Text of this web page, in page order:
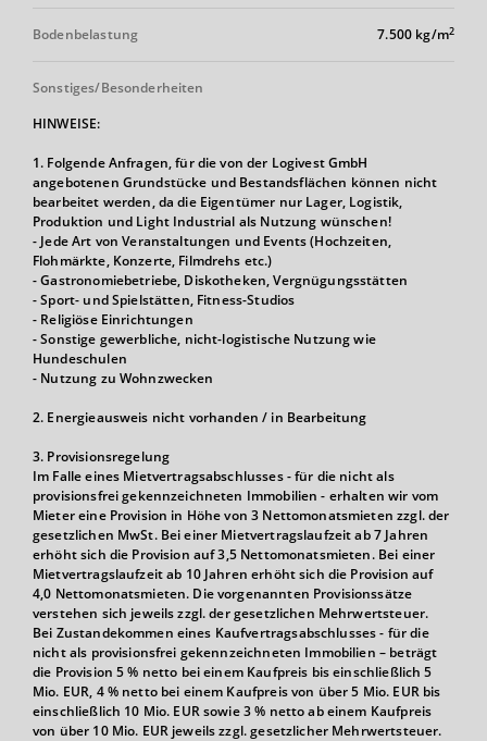
Bodenbelastung 7.500 kg/m2
Sonstiges/Besonderheiten
HINWEISE:
1. Folgende Anfragen, für die von der Logivest GmbH
angebotenen Grundstücke und Bestandsflächen können nicht
bearbeitet werden, da die Eigentümer nur Lager, Logistik,
Produktion und Light Industrial als Nutzung wünschen!
- Jede Art von Veranstaltungen und Events (Hochzeiten,
Flohmärkte, Konzerte, Filmdrehs etc.)
- Gastronomiebetriebe, Diskotheken, Vergnügungsstätten
- Sport- und Spielstätten, Fitness-Studios
- Religiöse Einrichtungen
- Sonstige gewerbliche, nicht-logistische Nutzung wie
Hundeschulen
- Nutzung zu Wohnzwecken
2. Energieausweis nicht vorhanden / in Bearbeitung
3. Provisionsregelung
Im Falle eines Mietvertragsabschlusses - für die nicht als
provisionsfrei gekennzeichneten Immobilien - erhalten wir vom
Mieter eine Provision in Höhe von 3 Nettomonatsmieten zzgl. der
gesetzlichen MwSt. Bei einer Mietvertragslaufzeit ab 7 Jahren
erhöht sich die Provision auf 3,5 Nettomonatsmieten. Bei einer
Mietvertragslaufzeit ab 10 Jahren erhöht sich die Provision auf
4,0 Nettomonatsmieten. Die vorgenannten Provisionssätze
verstehen sich jeweils zzgl. der gesetzlichen Mehrwertsteuer.
Bei Zustandekommen eines Kaufvertragsabschlusses - für die
nicht als provisionsfrei gekennzeichneten Immobilien – beträgt
die Provision 5 % netto bei einem Kaufpreis bis einschließlich 5
Mio. EUR, 4 % netto bei einem Kaufpreis von über 5 Mio. EUR bis
einschließlich 10 Mio. EUR sowie 3 % netto ab einem Kaufpreis
von über 10 Mio. EUR jeweils zzgl. gesetzlicher Mehrwertsteuer.